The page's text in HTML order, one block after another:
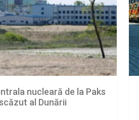
nucleară de la Paks
al Dunării